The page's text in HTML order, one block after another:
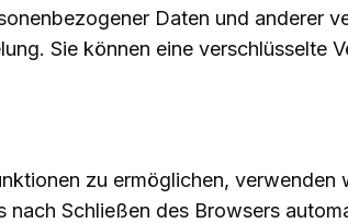
Daten und anderer
Sie können eine verschlüsselte
zu ermöglichen, verwenden
Schließen des Browsers